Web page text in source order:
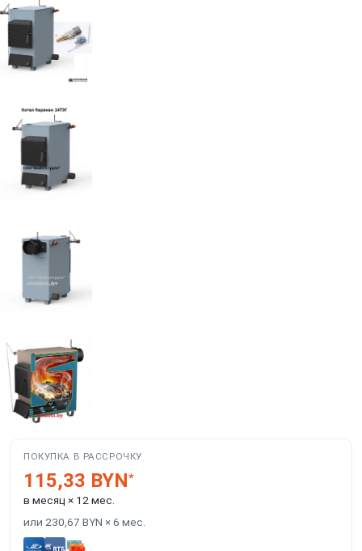
ПОКУПКА В РАССРОЧКУ
115,33 BYN*
в месяц × 12 мес.
или 230,67 BYN × 6 мес.